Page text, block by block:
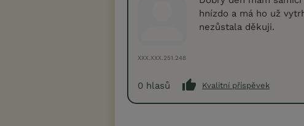
XXX.XXX.251.248
hnízdo a má ho už
nezůstala děkuji.
0 hlasů Kvalitní příspěvek